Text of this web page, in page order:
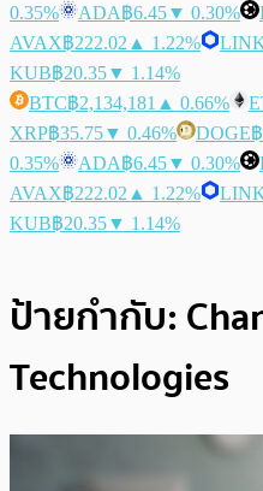
0.35%
ADA฿6.45▼ 0.30%
AVAX฿222.02 ▲ 1.22%
KUB฿20.35▼ 1.14%
BTC฿2,134,181 ▲ 0.66%
XRP฿35.75▼ 0.46% DOGE
0.35%
ADA฿6.45▼ 0.30%
AVAX฿222.02 ▲ 1.22%
KUB฿20.35▼ 1.14%
ป้ายกำกับ:
Technologies